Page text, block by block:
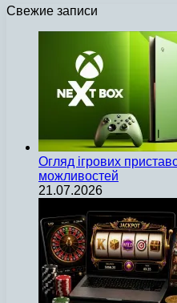
Свежие записи
Огляд ігрових
можливостей
21.07.2026